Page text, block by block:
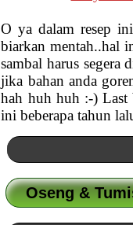
O ya dalam resep
biarkan mentah..hal
sambal harus segera
jika bahan anda
hah huh huh :-) Last
ini beberapa tahun
Oseng &